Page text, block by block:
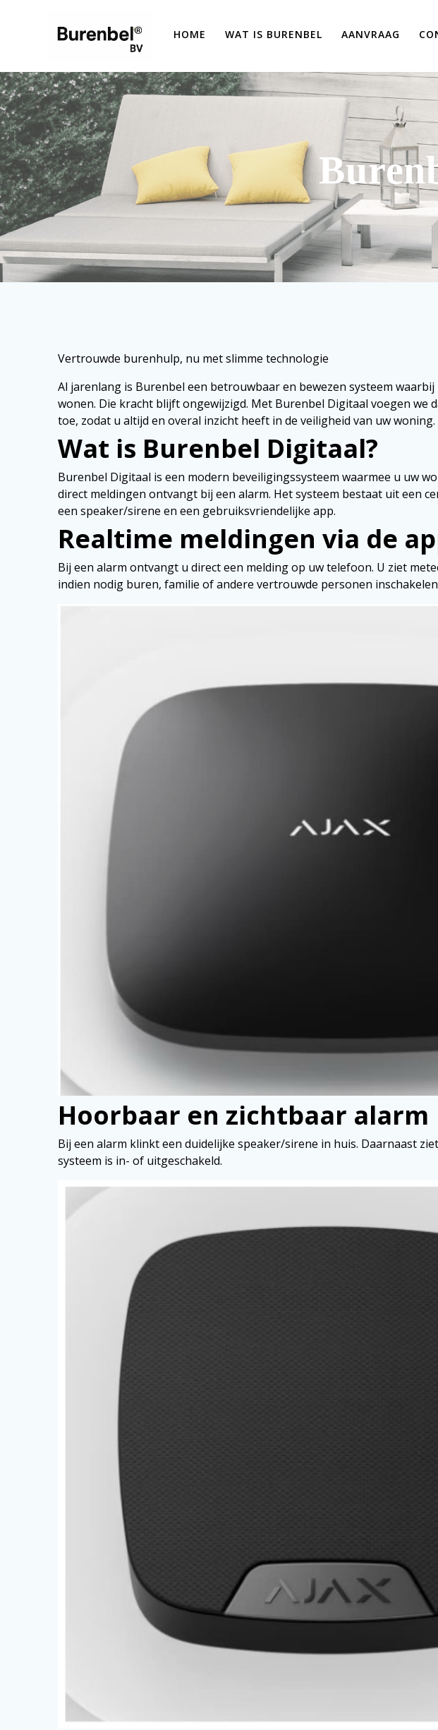
HOME WAT IS BURENBEL AANVRAAG
Vertrouwde burenhulp, nu met slimme technologie
Al jarenlang is Burenbel een betrouwbaar en bewezen systeem
wonen. Die kracht blijft ongewijzigd. Met Burenbel Digitaal voegen we
toe, zodat u altijd en overal inzicht heeft in de veiligheid van uw woning.
Wat is Burenbel Digitaal?
Burenbel Digitaal is een modern beveiligingssysteem waarmee u uw
direct meldingen ontvangt bij een alarm. Het systeem bestaat uit een
een speaker/sirene en een gebruiksvriendelijke app.
Realtime meldingen via de
Bij een alarm ontvangt u direct een melding op uw telefoon. U ziet
indien nodig buren, familie of andere vertrouwde personen
Hoorbaar en zichtbaar alarm
Bij een alarm klinkt een duidelijke speaker/sirene in huis. Daarnaast
systeem is in- of uitgeschakeld.